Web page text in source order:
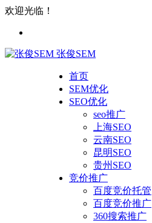
欢迎光临！
张俊SEM
首页
SEM优化
SEO优化
seo推广
上海SEO
云南SEO
昆明SEO
贵州SEO
竞价推广
百度竞价托管
百度竞价推广
360搜索推广